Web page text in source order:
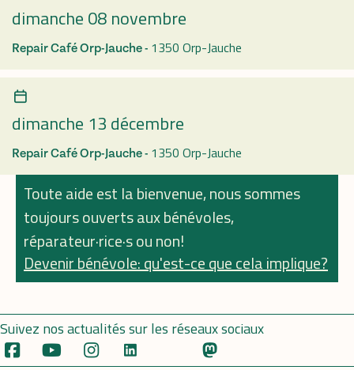
dimanche 08 novembre
Repair Café Orp-Jauche - 1350 Orp-Jauche
dimanche 13 décembre
Repair Café Orp-Jauche - 1350 Orp-Jauche
Toute aide est la bienvenue, nous sommes
toujours ouverts aux bénévoles,
réparateur·rice·s ou non!
Devenir bénévole: qu'est-ce que cela implique?
Suivez nos actualités sur les réseaux sociaux